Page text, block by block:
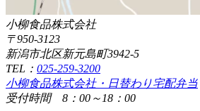
小柳食品株式会社
〒950-3123
新潟市北区新元島町3942-5
TEL： 025-259-3200
小柳食品株式会社・日替わり宅配弁当
受付時間 8：00～18：00